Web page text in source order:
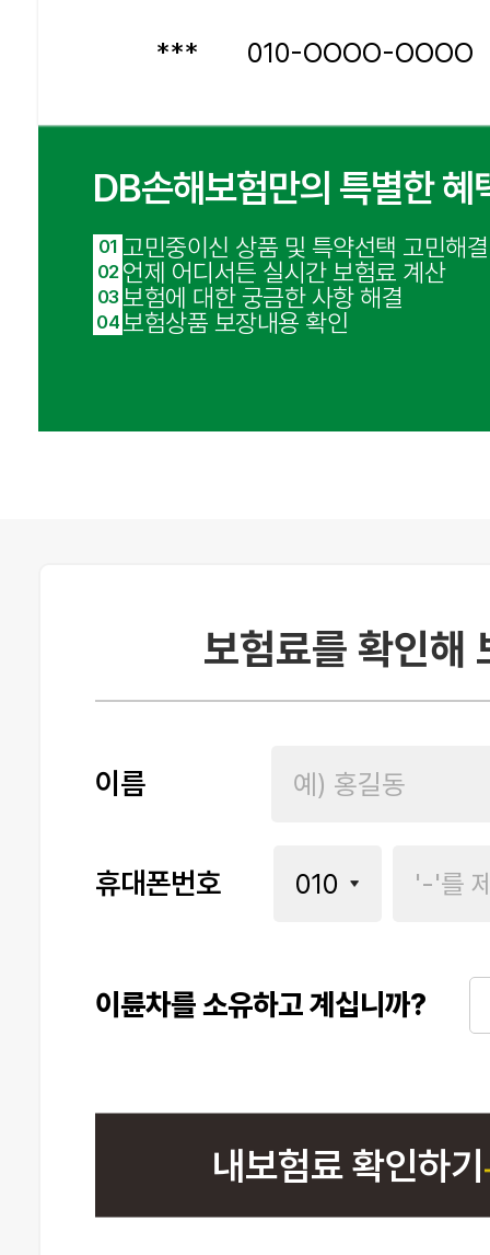
*** 010-OOOO-OOOO
*** 010-OOOO-OOOO
*** 010-OOOO-OOOO
*** 010-OOOO-OOOO
*** 010-OOOO-OOOO
010-OOOO-OOOO
*** 010-OOOO-OOOO
DB손해보험만의 특별한 혜
01 고민중이신 상품 및 특약선택 고민해결
02 언제 어디서든 실시간 보험료 계산
03보험에 대한 궁금한 사항 해결
04보험상품 보장내용 확인
보험료를 확인해
이름
휴대폰번호
이륜차를 소유하고 계십니까?
내보험료 확인하기